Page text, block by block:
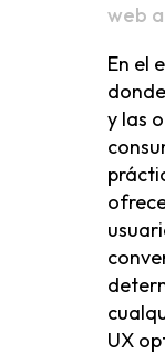
web
En el
y las
UX